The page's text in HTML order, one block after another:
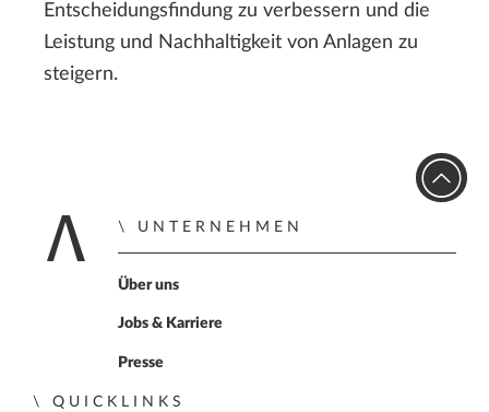
Entscheidungsfindung zu verbessern und die
Leistung und Nachhaltigkeit von Anlagen zu
steigern.
Zur Startseite
UNTERNEHMEN
Über uns
Jobs & Karriere
Presse
QUICKLINKS